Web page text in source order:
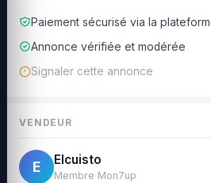
Paiement sécurisé via la
Annonce vérifiée et modérée
Signaler cette annonce
VENDEUR
E Elcuisto
Membre Mon7up